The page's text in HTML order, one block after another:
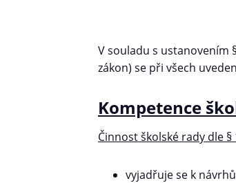
V souladu s ustanovením
zákon) se při všech
Kompetence
Činnost školské rady dle §
vyjadřuje se k